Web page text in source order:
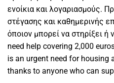
ενοίκια και λογαριασμούς.
στέγασης και καθημερινής
όποιον μπορεί να στηρίξει ή
need help covering 2,000
is an urgent need for housing
thanks to anyone who can